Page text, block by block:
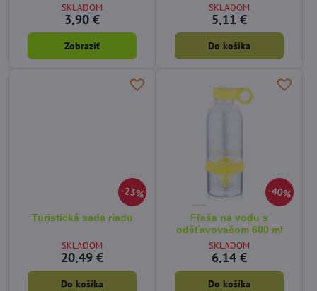
SKLADOM
3,90 €
Zobraziť
SKLADOM
5,11 €
Do košíka
23%
Turistická sada riadu
SKLADOM
20,49 €
Do košíka
40%
Fľaša na vodu s
odšťavovačom 600 ml
SKLADOM
6,14 €
Do košíka